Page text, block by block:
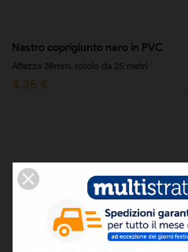
Nastro coprigiunto nero in PVC
Altezza 38mm, rotolo da 25 metri
4,35 €